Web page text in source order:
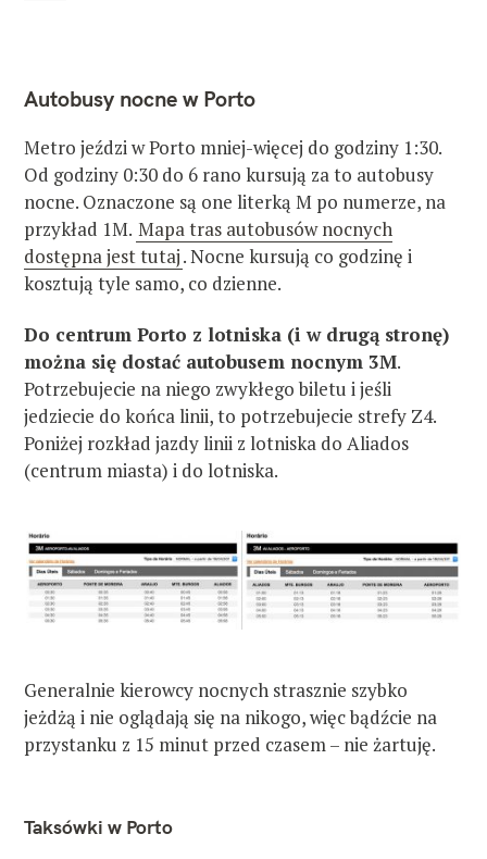
Autobusy nocne w Porto
Metro jeździ w Porto mniej-więcej do godziny 1:30.
Od godziny 0:30 do 6 rano kursują za to autobusy
nocne. Oznaczone są one literką M po numerze, na
przykład 1M. Mapa tras autobusów nocnych
dostępna jest tutaj. Nocne kursują co godzinę i
kosztują tyle samo, co dzienne.
Do centrum Porto z lotniska (i w drugą stronę)
można się dostać autobusem nocnym 3M.
Potrzebujecie na niego zwykłego biletu i jeśli
jedziecie do końca linii, to potrzebujecie strefy Z4.
Poniżej rozkład jazdy linii z lotniska do Aliados
(centrum miasta) i do lotniska.
Generalnie kierowcy nocnych strasznie szybko
jeżdżą i nie oglądają się na nikogo, więc bądźcie na
przystanku z 15 minut przed czasem – nie żartuję.
Taksówki w Porto